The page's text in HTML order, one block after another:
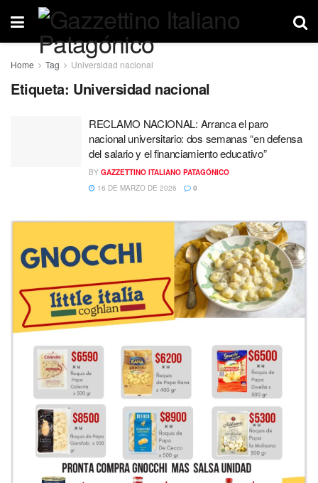
Home Tag Universidad nacional
Etiqueta: Universidad nacional
RECLAMO NACIONAL: Arranca el paro
nacional universitario: dos semanas “en defensa
del salario y el financiamiento educativo”
BY GAZZETTINO ITALIANO PATAGÓNICO
16 DE MARZO DE 2026
0